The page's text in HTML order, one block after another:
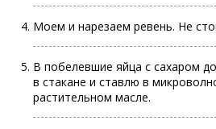
Моем и нарезаем ревень. Не
В побелевшие яйца с сахаром
в стакане и ставлю в
растительном масле.